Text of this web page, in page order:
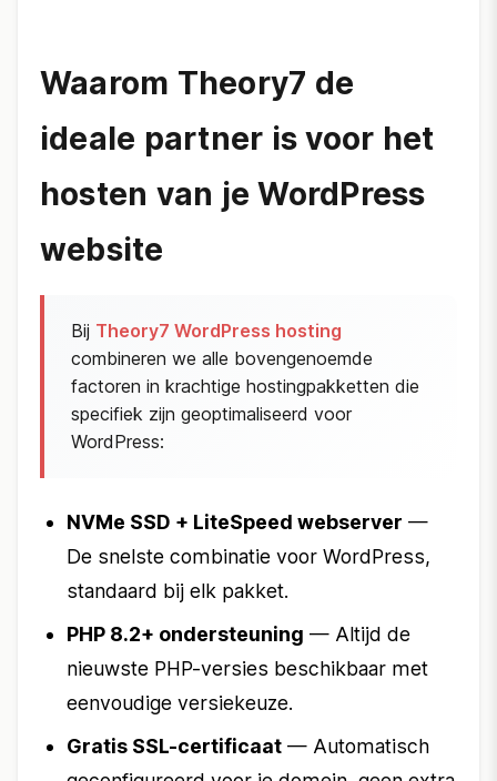
Waarom Theory7 de
ideale partner is voor het
hosten van je WordPress
website
Bij Theory7 WordPress hosting
combineren we alle bovengenoemde
factoren in krachtige hostingpakketten die
specifiek zijn geoptimaliseerd voor
WordPress:
NVMe SSD + LiteSpeed webserver —
De snelste combinatie voor WordPress,
standaard bij elk pakket.
PHP 8.2+ ondersteuning — Altijd de
nieuwste PHP-versies beschikbaar met
eenvoudige versiekeuze.
Gratis SSL-certificaat — Automatisch